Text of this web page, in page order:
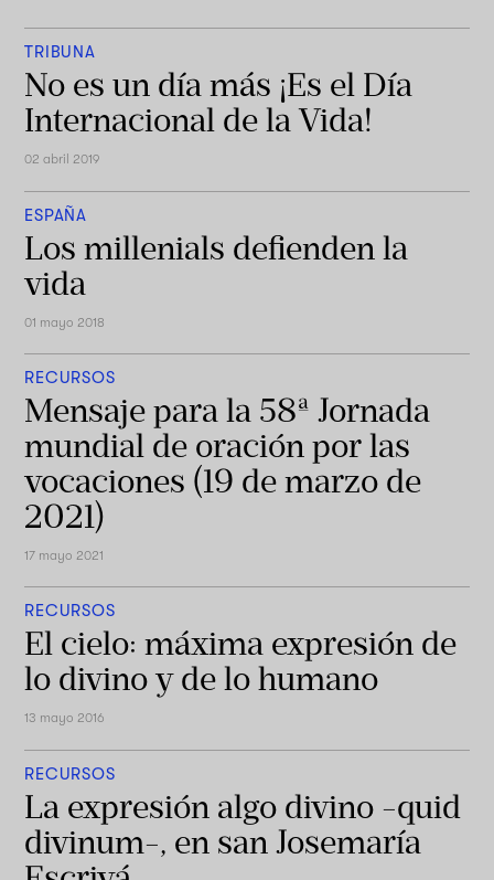
TRIBUNA
No es un día más ¡Es el Día
Internacional de la Vida!
02 abril 2019
ESPAÑA
Los millenials defienden la
vida
01 mayo 2018
RECURSOS
Mensaje para la 58ª Jornada
mundial de oración por las
vocaciones (19 de marzo de
2021)
17 mayo 2021
RECURSOS
El cielo: máxima expresión de
lo divino y de lo humano
13 mayo 2016
RECURSOS
La expresión algo divino -quid
divinum-, en san Josemaría